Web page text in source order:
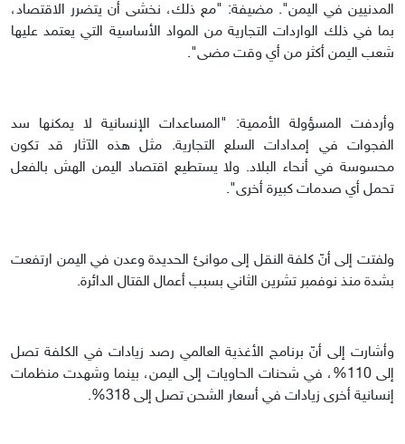
المدنيين في اليمن". مضيفة: "مع ذلك، نخشى أن يتضرر الاقتصاد،
بما في ذلك الواردات التجارية من المواد الأساسية التي يعتمد عليها
شعب اليمن أكثر من أي وقت مضى".
وأردفت المسؤولة الأممية: "المساعدات الإنسانية لا يمكنها سد
الفجوات في إمدادات السلع التجارية. مثل هذه الآثار قد تكون
محسوسة في أنحاء البلاد. ولا يستطيع اقتصاد اليمن الهش بالفعل
تحمل أي صدمات كبيرة أخرى".
ولفتت إلى أنّ كلفة النقل إلى موانئ الحديدة وعدن في اليمن ارتفعت
بشدة منذ نوفمبر تشرين الثاني بسبب أعمال القتال الدائرة.
وأشارت إلى أنّ برنامج الأغذية العالمي رصد زيادات في الكلفة تصل
إلى 110%، في شحنات الحاويات إلى اليمن، بينما وشهدت منظمات
إنسانية أخرى زيادات في أسعار الشحن تصل إلى 318%.